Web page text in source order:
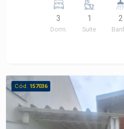
fluxo de pessoas, com: 1 Sala comercial com
entrada independente. 03 dormitórios, sendo 01
suíte - Sala de estar -
excelente distribuição dos
aproveitamento dos
3
Dorm.
1
Suite
2
Cód. 157036